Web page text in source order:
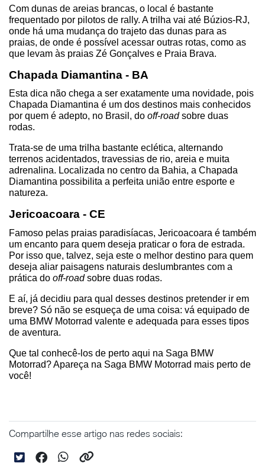
Com dunas de areias brancas, o local é bastante
frequentado por pilotos de rally. A trilha vai até Búzios-RJ,
onde há uma mudança do trajeto das dunas para as
praias, de onde é possível acessar outras rotas, como as
que levam às praias Zé Gonçalves e Praia Brava.
Chapada Diamantina - BA
Esta dica não chega a ser exatamente uma novidade, pois
Chapada Diamantina é um dos destinos mais conhecidos
por quem é adepto, no Brasil, do off-road sobre duas
rodas.
Trata-se de uma trilha bastante eclética, alternando
terrenos acidentados, travessias de rio, areia e muita
adrenalina. Localizada no centro da Bahia, a Chapada
Diamantina possibilita a perfeita união entre esporte e
natureza.
Jericoacoara - CE
Famoso pelas praias paradisíacas, Jericoacoara é também
um encanto para quem deseja praticar o fora de estrada.
Por isso que, talvez, seja este o melhor destino para quem
deseja aliar paisagens naturais deslumbrantes com a
prática do off-road sobre duas rodas.
E aí, já decidiu para qual desses destinos pretender ir em
breve? Só não se esqueça de uma coisa: vá equipado de
uma BMW Motorrad valente e adequada para esses tipos
de aventura.
Que tal conhecê-los de perto aqui na Saga BMW
Motorrad? Apareça na Saga BMW Motorrad mais perto de
você!
Compartilhe esse artigo nas redes sociais: